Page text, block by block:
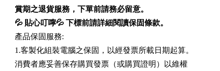
賞期之退貨服務，下單前請務必留意。
💦 貼心叮嚀💦 下標前請詳細閱讀保固條款。
產品保固服務:
1.客製化組裝電腦之保固，以經發票所載日期起算。
消費者應妥善保存購買發票（或購買證明）以維權